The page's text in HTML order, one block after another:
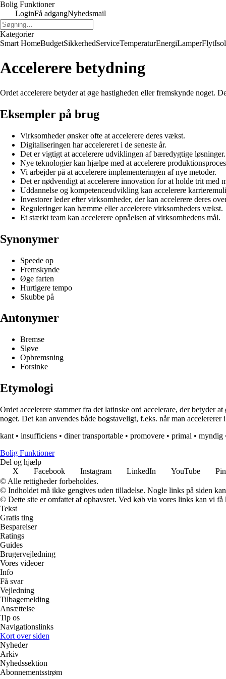
Bolig Funktioner
LoginFå adgangNyhedsmail
Kategorier
Smart HomeBudgetSikkerhedServiceTemperaturEnergiLamperFlyt
Accelerere betydning
Ordet accelerere betyder at øge hastigheden eller fremskynde noget.
Eksempler på brug
Virksomheder ønsker ofte at accelerere deres vækst.
Digitaliseringen har accelereret i de seneste år.
Det er vigtigt at accelerere udviklingen af bæredygtige løsninger.
Nye teknologier kan hjælpe med at accelerere
Vi arbejder på at accelerere implementeringen af nye metoder.
Det er nødvendigt at accelerere innovation for at holde trit med
Uddannelse og kompetenceudvikling kan accelerere
Investorer leder efter virksomheder, der kan accelerere deres
Reguleringer kan hæmme eller accelerere virksomheders vækst.
Et stærkt team kan accelerere opnåelsen af virksomhedens mål.
Synonymer
Speede op
Fremskynde
Øge farten
Hurtigere tempo
Skubbe på
Antonymer
Bremse
Sløve
Opbremsning
Forsinke
Etymologi
Ordet accelerere stammer fra det latinske ord accelerare, der betyder
noget. Det kan anvendes både bogstaveligt, f.eks. når man
kant • insufficiens • diner transportable • promovere • primal • myndig
Bolig Funktioner
Del og hjælp
X
Facebook Instagram LinkedIn YouTube
© Alle rettigheder forbeholdes.
© Indholdet må ikke gengives uden tilladelse. Nogle links på siden
© Dette site er omfattet af ophavsret. Ved køb via vores links kan vi
Tekst
Gratis ting
Besparelser
Ratings
Guides
Brugervejledning
Vores videoer
Info
Få svar
Vejledning
Tilbagemelding
Ansættelse
Tip os
Navigationslinks
Kort over siden
Nyheder
Arkiv
Nyhedssektion
Abonnementsstrøm